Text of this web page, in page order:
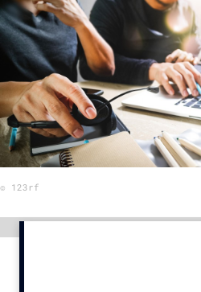
Menu
Home
9 sept: GenAI-training
12 nov: MarketingLive!
Adverteren
Events
Opleidingen
Vacatures
Academy
© 123rf